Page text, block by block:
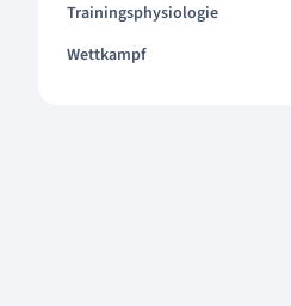
Trainingsphysiologie
Wettkampf